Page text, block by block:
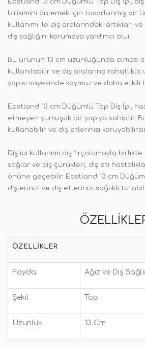
Eastland 13 cm Düğümlü Top Diş İpi, diş
birikimini önlemek için tasarlanmış bir
kullanımı ile diş aralarındaki artıkları
diş sağlığını korumaya yardımcı olur.
Bu ürünün 13 cm uzunluğunda olması
kullanılabilir ve diş aralarına rahatlıkla
yapısı sayesinde kaymaz ve daha etkili
Eastland 13 cm Düğümlü Top Diş İpi,
etmeyen yumuşak bir yapıya sahiptir.
kullanabilir ve diş etlerinizi
Diş ipi kullanımı diş fırçalamayla
sağlar ve diş çürükleri, diş eti
önüne geçebilir. Eastland 13 cm
dişlerinizi ve diş etlerinizi sağlıklı
ÖZELLIKLER
Fayda Ağız ve Diş
Şekil Top
Uzunluk 13 Cm